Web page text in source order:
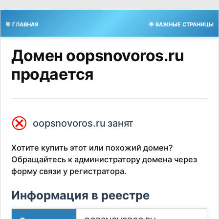
🎯 ГЛАВНАЯ 🌟 ВАЖНЫЕ СТРАНИЦЫ
Домен oopsnovoros.ru
продается
⮿ oopsnovoros.ru занят
Хотите купить этот или похожий домен?
Обращайтесь к администратору домена через
форму связи у регистратора.
Информация в реестре